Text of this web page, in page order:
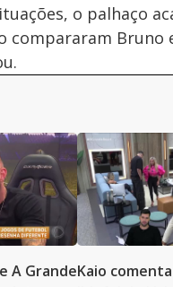
o palhaço
compararam
A GrandeKaio